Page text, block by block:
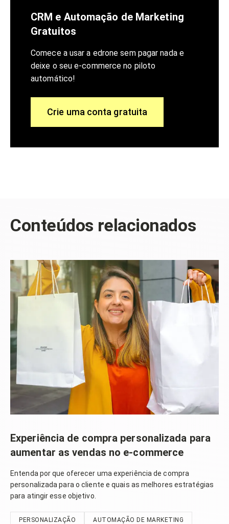
CRM e Automação de Marketing
Gratuitos
Comece a usar a edrone sem pagar nada e
deixe o seu e-commerce no piloto
automático!
Crie uma conta gratuita
Conteúdos relacionados
Experiência de compra personalizada para
aumentar as vendas no e-commerce
Entenda por que oferecer uma experiência de compra
personalizada para o cliente e quais as melhores estratégias
para atingir esse objetivo.
PERSONALIZAÇÃO AUTOMAÇÃO DE MARKETING